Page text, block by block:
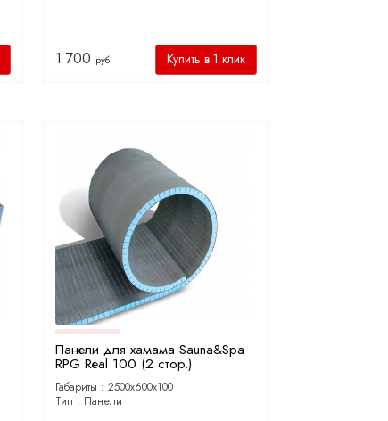
1 700 руб Купить в 1 клик
Панели для хамама Sauna&Spa
RPG Real 100 (2 стор.)
Габариты :2500х600х100
Тип : Панели